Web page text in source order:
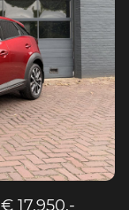
€ 17.950,-